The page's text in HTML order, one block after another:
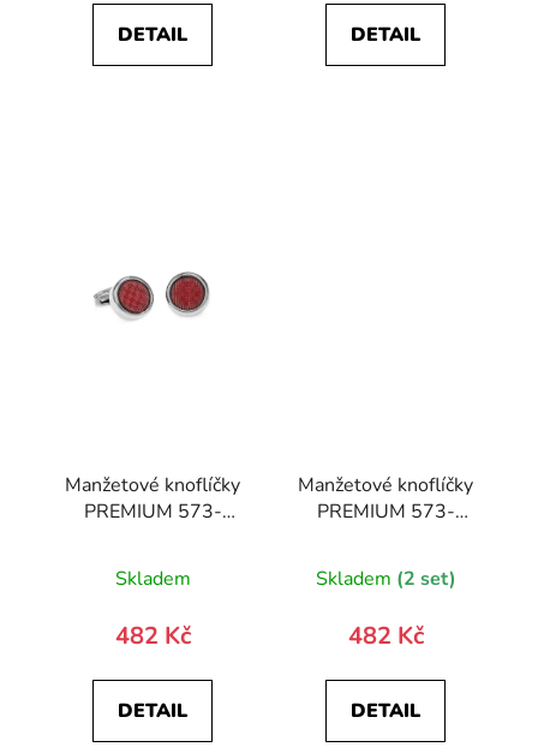
DETAIL DETAIL
Manžetové knoflíčky
PREMIUM 573-
Skladem
482 Kč
DETAIL
Manžetové knoflíčky
PREMIUM 573-
Skladem (2 set)
482 Kč
DETAIL